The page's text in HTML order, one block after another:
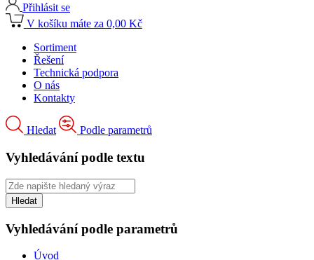
Přihlásit se
V košíku máte za 0,00 Kč
Sortiment
Řešení
Technická podpora
O nás
Kontakty
Hledat Podle parametrů
Vyhledávání podle textu
Vyhledávání podle parametrů
Úvod